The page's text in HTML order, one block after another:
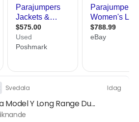
Svedala Idag
Model Y Long Range Du...